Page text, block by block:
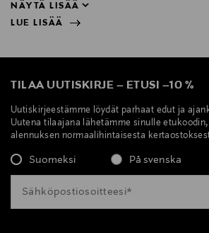
NÄYTÄ LISÄÄ
LUE LISÄÄ
LUE LISÄÄ
TILAA UUTISKIRJE – ETUSI –10 %
Uutiskirjeestämme löydät parhaat edut ja
Uutena tilaajana lähetämme sinulle etukoodin,
alennuksen normaalihintaisesta
Suomeksi På svenska